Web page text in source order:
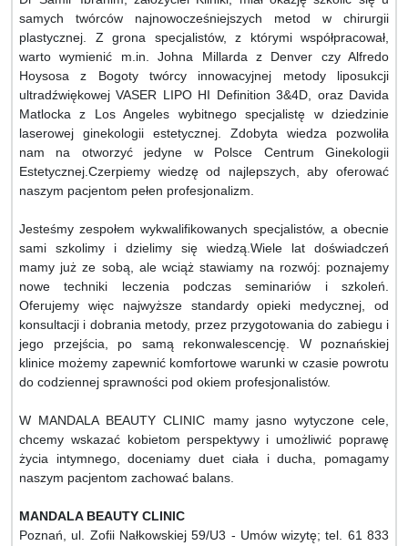
samych twórców najnowocześniejszych metod w chirurgii
plastycznej. Z grona specjalistów, z którymi współpracował,
warto wymienić m.in. Johna Millarda z Denver czy Alfredo
Hoysosa z Bogoty twórcy innowacyjnej metody liposukcji
ultradźwiękowej VASER LIPO HI Definition 3&4D, oraz Davida
Matlocka z Los Angeles wybitnego specjalistę w dziedzinie
laserowej ginekologii estetycznej. Zdobyta wiedza pozwoliła
nam na otworzyć jedyne w Polsce Centrum Ginekologii
Estetycznej.Czerpiemy wiedzę od najlepszych, aby oferować
naszym pacjentom pełen profesjonalizm.
Jesteśmy zespołem wykwalifikowanych specjalistów, a obecnie
sami szkolimy i dzielimy się wiedzą.Wiele lat doświadczeń
mamy już ze sobą, ale wciąż stawiamy na rozwój: poznajemy
nowe techniki leczenia podczas seminariów i szkoleń.
Oferujemy więc najwyższe standardy opieki medycznej, od
konsultacji i dobrania metody, przez przygotowania do zabiegu i
jego przejścia, po samą rekonwalescencję. W poznańskiej
klinice możemy zapewnić komfortowe warunki w czasie powrotu
do codziennej sprawności pod okiem profesjonalistów.
W MANDALA BEAUTY CLINIC mamy jasno wytyczone cele,
chcemy wskazać kobietom perspektywy i umożliwić poprawę
życia intymnego, doceniamy duet ciała i ducha, pomagamy
naszym pacjentom zachować balans.
MANDALA BEAUTY CLINIC
Poznań, ul. Zofii Nałkowskiej 59/U3 - Umów wizytę; tel. 61 833